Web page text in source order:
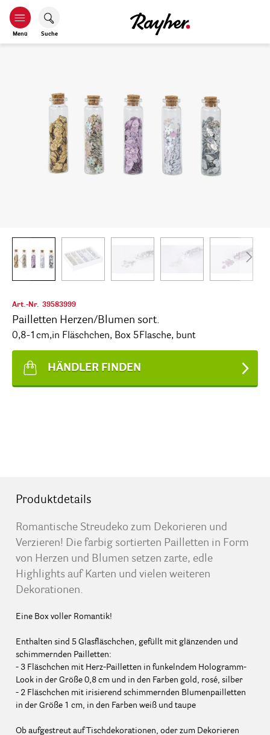
Menü Suche
Art.-Nr. 39583999
Pailletten Herzen/Blumen sort.
0,8-1cm,in Fläschchen, Box 5Flasche, bunt
HÄNDLER FINDEN
Produktdetails
Romantische Streudeko zum Dekorieren und
Verzieren! Die farbig sortierten Pailletten in Form
von Herzen und Blumen setzen zarte, edle
Highlights auf Karten und vielen weiteren
Dekorationen.
Eine Box voller Romantik!
Enthalten sind 5 Glasfläschchen, gefüllt mit glänzenden und
schimmernden Pailletten:
- 3 Fläschchen mit Herz-Pailletten in funkelndem Hologramm-
Look in der Größe 0,8 cm und in den Farben gold, rosé, silber
- 2 Fläschchen mit irisierend schimmernden Blumenpailletten
in der Größe 1 cm, in den Farben weiß und taupe
Ob aufgestreut auf Tischdekorationen, oder zum Dekorieren